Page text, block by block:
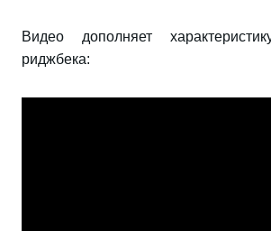
Видео дополняет
риджбека: